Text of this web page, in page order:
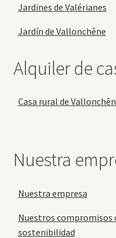
Jardines de Valérianes
Jardín de Vallonchêne
Alquiler de
Casa rural de
Nuestra
Nuestra empresa
Nuestros compromisos
sostenibilidad